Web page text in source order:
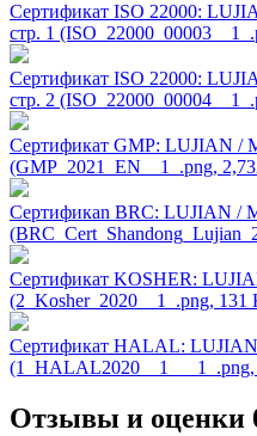
Сертификат ISO 22000:
стр. 1
Сертификат ISO 22000:
стр. 2
Сертификат GMP: LUJIAN /
(GMP_2021_EN__1_.png,
Сертификаn BRC: LUJIAN /
Сертификат KOSHER:
(2_Kosher_2020__1_.png, 131
Сертификат HALAL: LUJIAN
Отзывы и оценки